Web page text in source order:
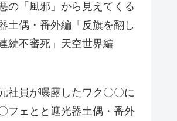
の「風邪」から見えてくる
土偶・番外編「反旗を翻し
続不審死」天空世界編
社員が曝露したワク〇〇に
フェとと遮光器土偶・番外